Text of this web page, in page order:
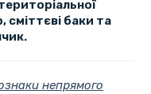
баки та
непрямого